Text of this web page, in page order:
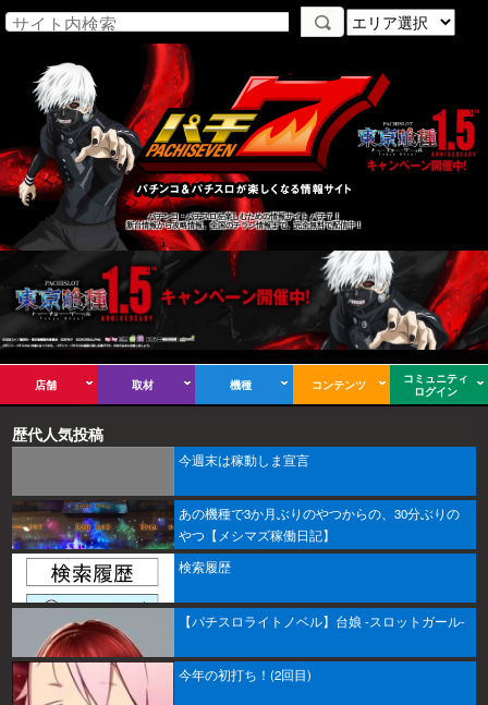
パチンコ・パチスロを楽しむための情報サイト パチ７！
新台情報から攻略情報、全国のチラシ情報まで、完全無料で配信中！
店舗 取材 機種 コンテンツ
コミュニティ
ログイン
歴代人気投稿
今週末は稼動しま宣言
あの機種で3か月ぶりのやつからの、30分ぶりの
やつ【メシマズ稼働日記】
検索履歴
【パチスロライトノベル】台娘 -スロットガール-
今年の初打ち！(2回目)